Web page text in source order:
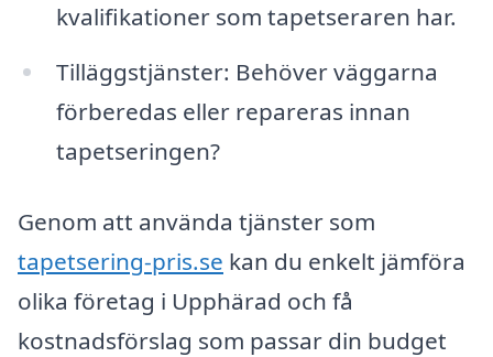
kvalifikationer som tapetseraren har.
Tilläggstjänster: Behöver väggarna
förberedas eller repareras innan
tapetseringen?
Genom att använda tjänster som
tapetsering-pris.se kan du enkelt jämföra
olika företag i Upphärad och få
kostnadsförslag som passar din budget